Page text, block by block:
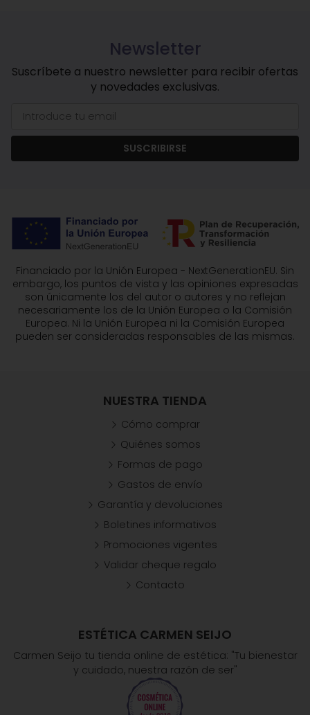
Newsletter
Suscríbete a nuestro newsletter para recibir ofertas
y novedades exclusivas.
SUSCRIBIRSE
Financiado por la Unión Europea - NextGenerationEU. Sin
embargo, los puntos de vista y las opiniones expresadas
son únicamente los del autor o autores y no reflejan
necesariamente los de la Unión Europea o la Comisión
Europea. Ni la Unión Europea ni la Comisión Europea
pueden ser consideradas responsables de las mismas.
ESTÉTICA CARMEN SEIJO
Carmen Seijo tu tienda online de estética: "Tu bienestar
y cuidado, nuestra razón de ser"
NUESTRA TIENDA
Cómo comprar
Quiénes somos
Formas de pago
Gastos de envío
Garantía y devoluciones
Boletines informativos
Promociones vigentes
Validar cheque regalo
Contacto